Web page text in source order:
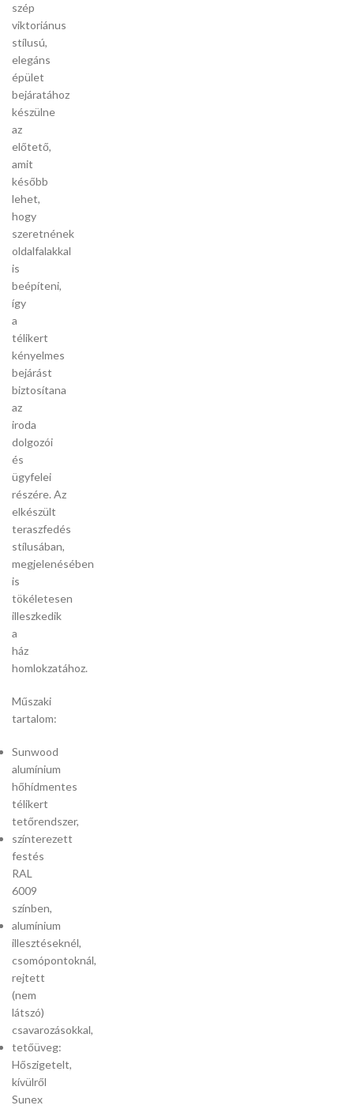
szép
viktoriánus
stílusú,
elegáns
épület
bejáratához
készülne
az
előtető,
amit
később
lehet,
hogy
szeretnének
oldalfalakkal
is
beépíteni,
így
a
télikert
kényelmes
bejárást
biztosítana
az
iroda
dolgozói
és
ügyfelei
részére. Az
elkészült
teraszfedés
stílusában,
megjelenésében
is
tökéletesen
illeszkedik
a
ház
homlokzatához.
Műszaki
tartalom:
Sunwood
alumínium
hőhídmentes
télikert
tetőrendszer,
színterezett
festés
RAL
6009
színben,
alumínium
illesztéseknél,
csomópontoknál,
rejtett
(nem
látszó)
csavarozásokkal,
tetőüveg:
Hőszigetelt,
kívülről
Sunex